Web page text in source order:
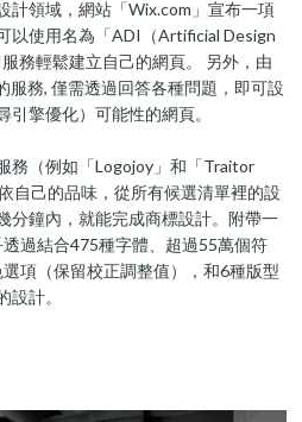
計領域，網站「Wix.com」宣布一項
以使用名為「ADI（Artificial Design
務輕鬆建立自己的網頁。 另外，由
服務, 僅需透過回答各種問題，即可設
引擎優化）可能性的網頁。
務（例如「Logojoy」和「Traitor
自己的品味，從所有候選清單裡的設
分鐘內，就能完成商標設計。附帶一
過結合475種字體、超過55萬個符
項（保留校正調整值），和6種版型
設計。